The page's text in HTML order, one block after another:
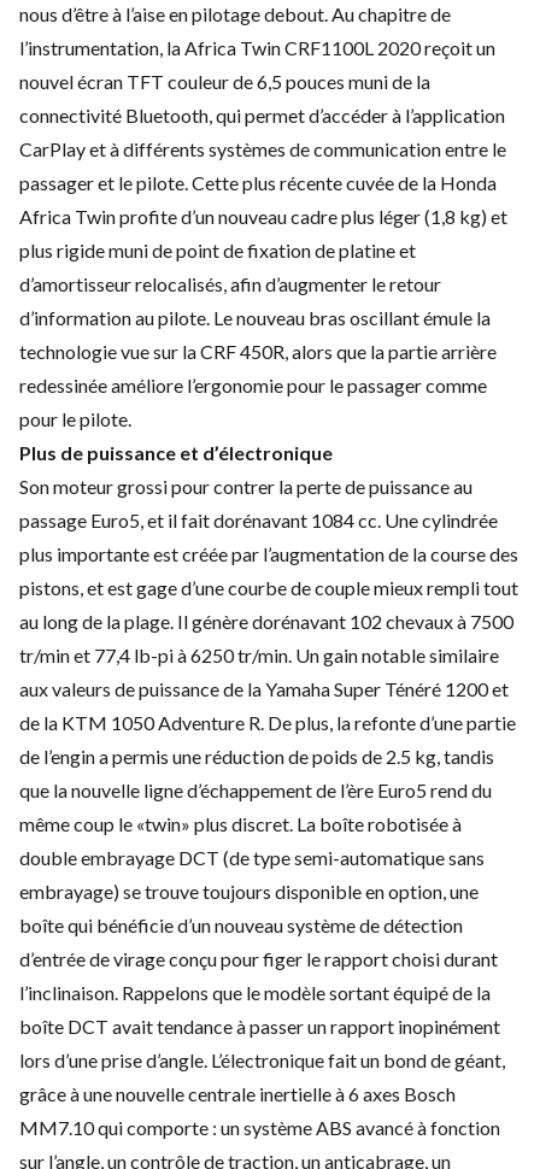
nous d’être à l’aise en pilotage debout. Au chapitre de
l’instrumentation, la Africa Twin CRF1100L 2020 reçoit un
nouvel écran TFT couleur de 6,5 pouces muni de la
connectivité Bluetooth, qui permet d’accéder à l’application
CarPlay et à différents systèmes de communication entre le
passager et le pilote. Cette plus récente cuvée de la Honda
Africa Twin profite d’un nouveau cadre plus léger (1,8 kg) et
plus rigide muni de point de fixation de platine et
d’amortisseur relocalisés, afin d’augmenter le retour
d’information au pilote. Le nouveau bras oscillant émule la
technologie vue sur la CRF 450R, alors que la partie arrière
redessinée améliore l’ergonomie pour le passager comme
pour le pilote.
Plus de puissance et d’électronique
Son moteur grossi pour contrer la perte de puissance au
passage Euro5, et il fait dorénavant 1084 cc. Une cylindrée
plus importante est créée par l’augmentation de la course des
pistons, et est gage d’une courbe de couple mieux rempli tout
au long de la plage. Il génère dorénavant 102 chevaux à 7500
tr/min et 77,4 lb-pi à 6250 tr/min. Un gain notable similaire
aux valeurs de puissance de laYamaha Super Ténéré 1200et
de la KTM 1050 Adventure R. De plus, la refonte d’une partie
de l’engin a permis une réduction de poids de 2.5 kg, tandis
que la nouvelle ligne d’échappement de l’ère Euro5 rend du
même coup le «twin» plus discret. La boîte robotisée à
double embrayage DCT (de type semi-automatique sans
embrayage) se trouve toujours disponible en option, une
boîte qui bénéficie d’un nouveau système de détection
d’entrée de virage conçu pour figer le rapport choisi durant
l’inclinaison. Rappelons que le modèle sortant équipé de la
boîte DCT avait tendance à passer un rapport inopinément
lors d’une prise d’angle. L’électronique fait un bond de géant,
grâce à une nouvelle centrale inertielle à 6 axes Bosch
MM7.10 qui comporte : un système ABS avancé à fonction
sur l’angle, un contrôle de traction, un anticabrage, un